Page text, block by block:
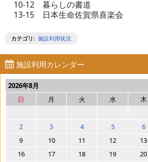
10-12 暮らしの書道
13-15 日本生命佐賀県喜楽会
カテゴリ: 施設利用状況
施設利用カレンダー
2026年8月
日
月 火 水 木
2
3 4 5 6
9
10 11 12 13
16
17 18 19 20